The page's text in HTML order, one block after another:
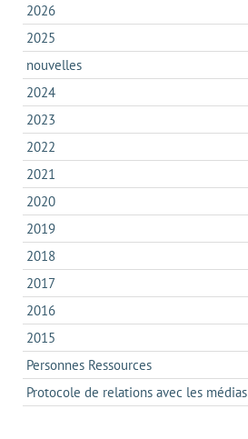
2026
2025
nouvelles
2024
2023
2022
2021
2020
2019
2018
2017
2016
2015
Personnes Ressources
Protocole de relations avec les médias